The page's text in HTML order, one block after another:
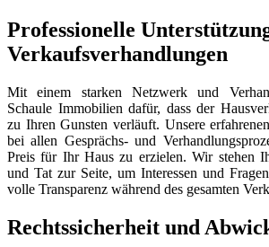
Professionelle
Verkaufsverhandlungen
Mit einem starken Netzwerk und
Schaule Immobilien dafür, dass der
zu Ihren Gunsten verläuft. Unsere
bei allen Gesprächs- und
Preis für Ihr Haus zu erzielen. Wir stehen
und Tat zur Seite, um Interessen und
volle Transparenz während des gesamten
Rechtssicherheit und